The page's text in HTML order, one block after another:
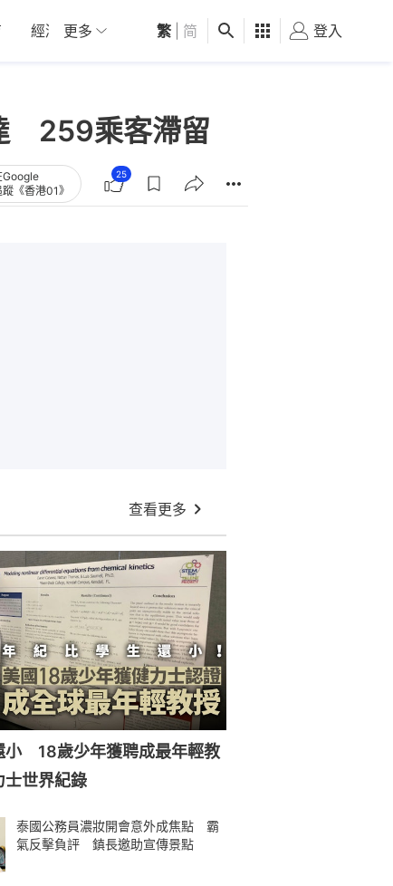
經濟 01深圳 觀點 健康 好食玩飛
更多 繁 简 登入
259乘客滯留
Google
《香港01》
25
查看更多
小 18歲少年獲聘成最年輕教
世界紀錄
泰國公務員濃妝開會意外成焦點 霸
氣反擊負評 鎮長邀助宣傳景點